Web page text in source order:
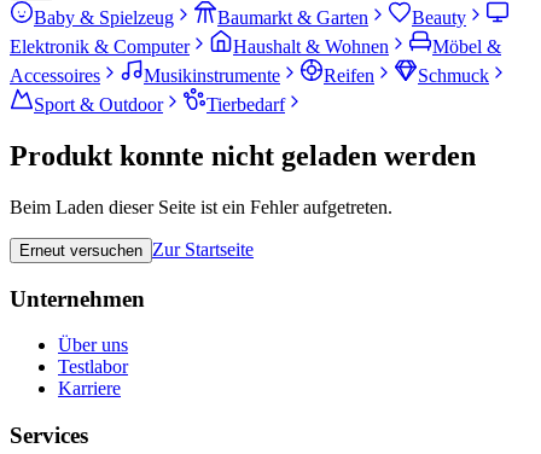
Baby & Spielzeug Baumarkt & Garten
Beauty
Elektronik & Computer
Haushalt & Wohnen
Möbel &
Accessoires
Musikinstrumente Reifen
Schmuck
Sport & Outdoor
Tierbedarf
Produkt konnte nicht geladen werden
Beim Laden dieser Seite ist ein Fehler aufgetreten.
Erneut versuchen Zur Startseite
Unternehmen
Über uns
Testlabor
Karriere
Services